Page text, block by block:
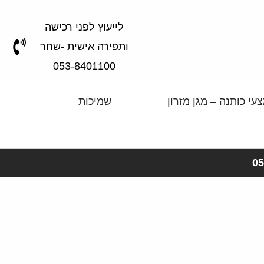
לייעוץ לפני רכישה
ותפירה אישית -שחר
053-8401100
כותנה – מגן מזרון שמיכות